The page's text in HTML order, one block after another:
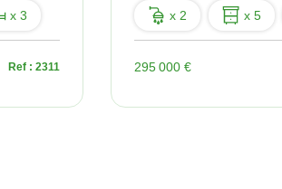
x 3
Ref : 2311
x 2 x 5
295 000 €